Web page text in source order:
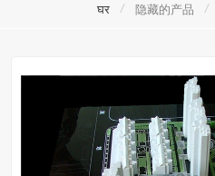
घर / 隐藏的产品 /